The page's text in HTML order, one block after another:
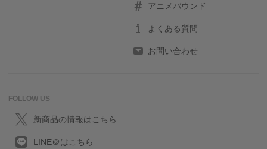
アニメバウンド
よくある質問
お問い合わせ
FOLLOW US
新商品の情報はこちら
LINE＠はこちら